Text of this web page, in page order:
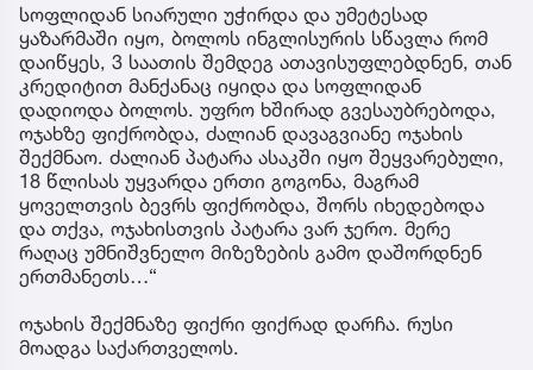
სოფლიდან სიარული უჭირდა და უმეტესად
ყაზარმაში იყო, ბოლოს ინგლისურის სწავლა რომ
დაიწყეს, 3 საათის შემდეგ ათავისუფლებდნენ, თან
კრედიტით მანქანაც იყიდა და სოფლიდან
დადიოდა ბოლოს. უფრო ხშირად გვესაუბრებოდა,
ოჯახზე ფიქრობდა, ძალიან დავაგვიანე ოჯახის
შექმნაო. ძალიან პატარა ასაკში იყო შეყვარებული,
18 წლისას უყვარდა ერთი გოგონა, მაგრამ
ყოველთვის ბევრს ფიქრობდა, შორს იხედებოდა
და თქვა, ოჯახისთვის პატარა ვარ ჯერო. მერე
რაღაც უმნიშვნელო მიზეზების გამო დაშორდნენ
ერთმანეთს…“
ოჯახის შექმნაზე ფიქრი ფიქრად დარჩა. რუსი
მოადგა საქართველოს.